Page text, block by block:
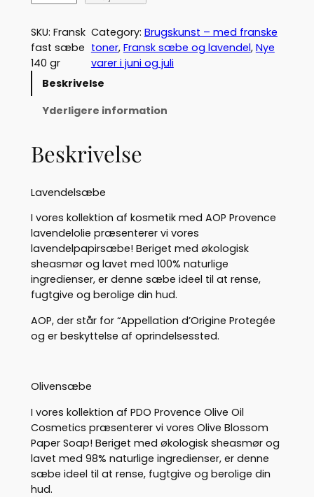
a
n
s
k
–
o
i
v
e
n
o
g
l
v
e
e
,
1
4
0
g
r
SKU: Fransk
fast sæbe
140 gr
Category: Brugskunst – med franske
toner, Fransk sæbe og lavendel, Nye
varer i juni og juli
Beskrivelse
Yderligere information
Beskrivelse
Lavendelsæbe
I vores kollektion af kosmetik med AOP Provence
lavendelolie præsenterer vi vores
lavendelpapirsæbe! Beriget med økologisk
sheasmør og lavet med 100% naturlige
ingredienser, er denne sæbe ideel til at rense,
fugtgive og berolige din hud.
AOP, der står for “Appellation d’Origine Protegée
og er beskyttelse af oprindelsessted.
Olivensæbe
I vores kollektion af PDO Provence Olive Oil
Cosmetics præsenterer vi vores Olive Blossom
Paper Soap! Beriget med økologisk sheasmør og
lavet med 98% naturlige ingredienser, er denne
sæbe ideel til at rense, fugtgive og berolige din
hud.